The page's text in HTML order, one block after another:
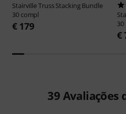
StairvilleTruss Stacking Bundle
30 compl
€ 179
30
€
39 Avaliações